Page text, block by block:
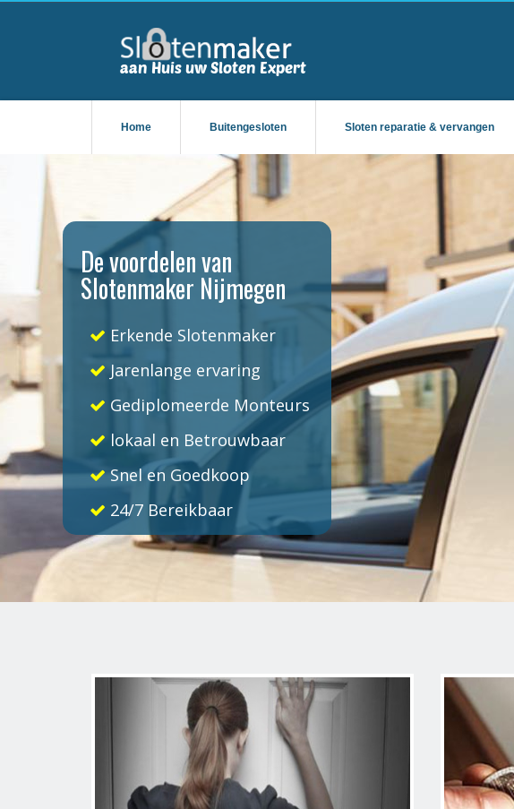
Home Buitengesloten Sloten reparatie & vervangen
De voordelen van
Slotenmaker Nijmegen
Erkende Slotenmaker
Jarenlange ervaring
Gediplomeerde Monteurs
lokaal en Betrouwbaar
Snel en Goedkoop
24/7 Bereikbaar